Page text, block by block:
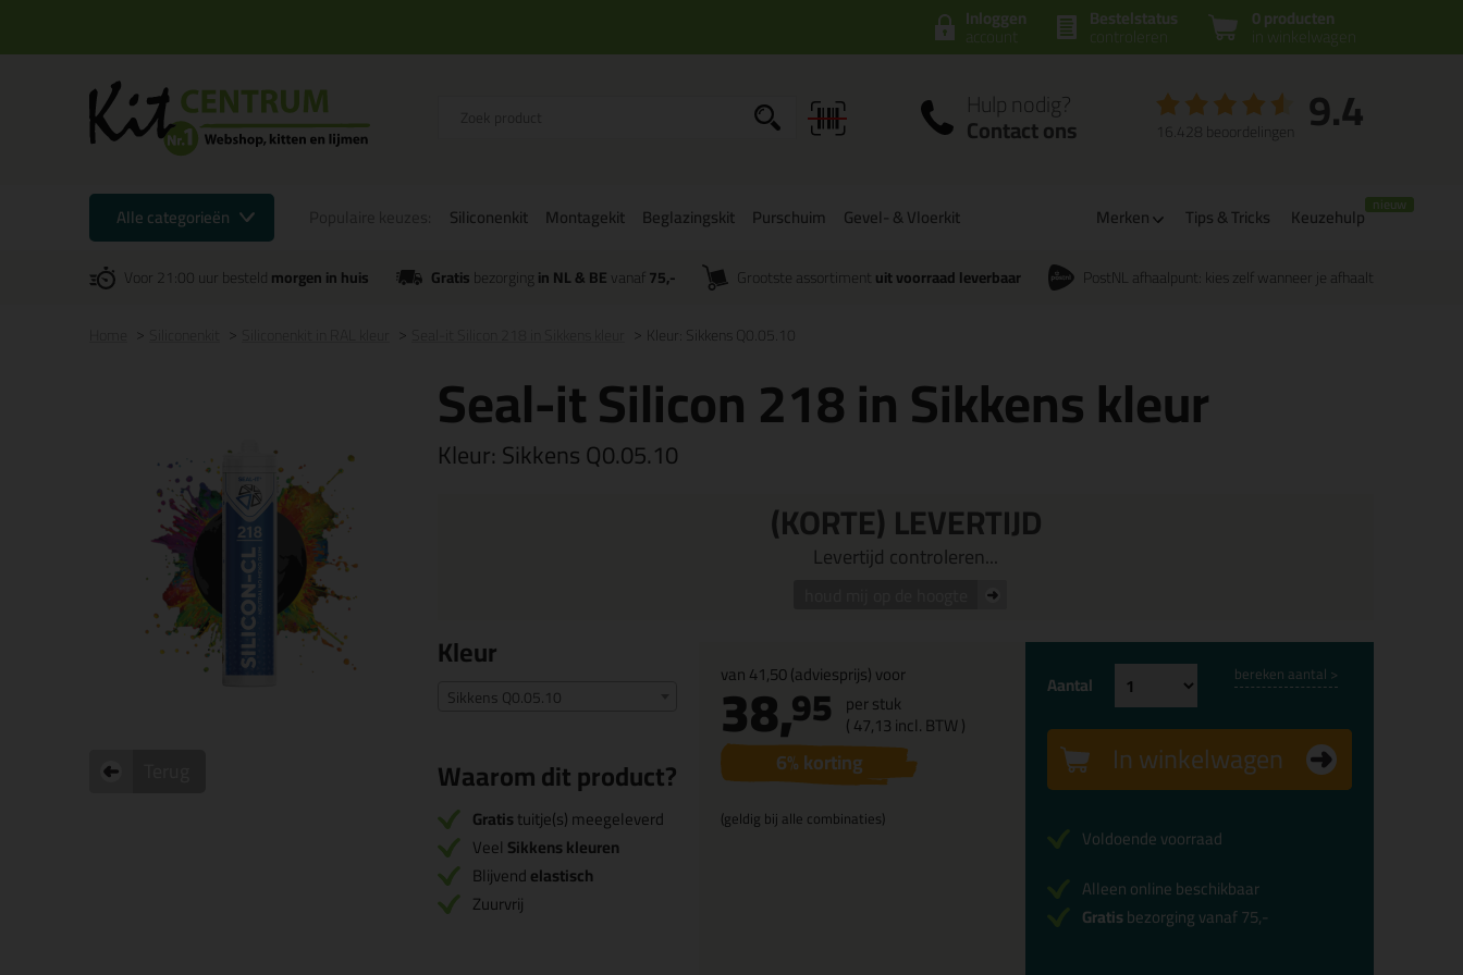
0 producten
in winkelwagen
Bestelstatus
controleren
Inloggen
account
Hulp nodig?
Contact ons 9.4
16.428 beoordelingen
Alle categorieën Siliconenkit Montagekit Beglazingskit Purschuim Gevel- & Vloerkit Merken Tips & Tricks Keuzehulp
Voor 21:00 uur besteldmorgen in huis Gratisbezorgingin NL & BEvanaf 75,- Grootste assortiment uit voorraad leverbaar PostNL afhaalpunt: kies zelf wanneer je afhaalt
Kleur: Sikkens Q0.05.10
Seal-it Silicon 218 in Sikkens kleur
Kleur:Sikkens Q0.05.10
(KORTE) LEVERTIJD
Levertijd controleren...
Kleur
Sikkens Q0.05.10
Waarom dit product?
Gratistuitje(s) meegeleverd
Veel Sikkens kleuren
Blijvendelastisch
Zuurvrij
van41,50(adviesprijs) voor
38,95 per stuk
(47,13incl. BTW )
6% korting
(geldig bij alle combinaties)
Aantal bereken aantal >
In winkelwagen
Voldoende voorraad
Alleen online beschikbaar
Gratisbezorging vanaf 75,-